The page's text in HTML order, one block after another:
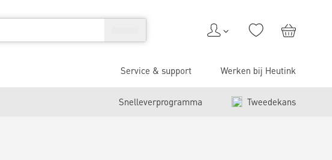
Service & support Werken bij Heutink
Snelleverprogramma Tweedekans